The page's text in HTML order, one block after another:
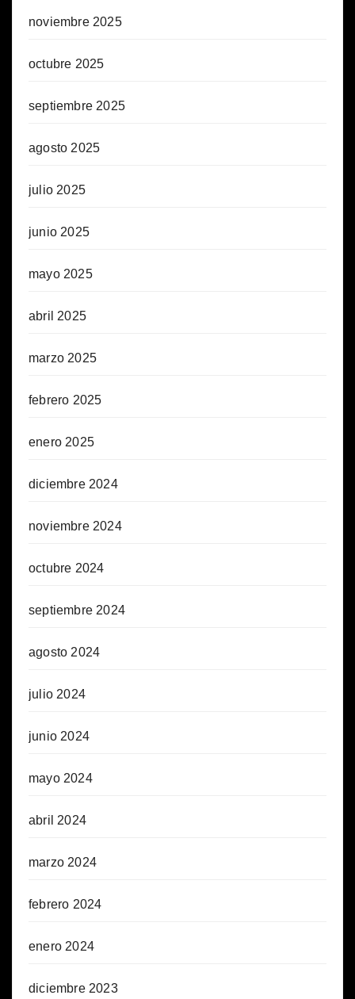
noviembre 2025
octubre 2025
septiembre 2025
agosto 2025
julio 2025
junio 2025
mayo 2025
abril 2025
marzo 2025
febrero 2025
enero 2025
diciembre 2024
noviembre 2024
octubre 2024
septiembre 2024
agosto 2024
julio 2024
junio 2024
mayo 2024
abril 2024
marzo 2024
febrero 2024
enero 2024
diciembre 2023